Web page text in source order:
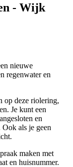
- Wijk
nieuwe
regenwater en
op deze riolering,
Je kunt een
en
als je geen
maken met
en huisnummer.